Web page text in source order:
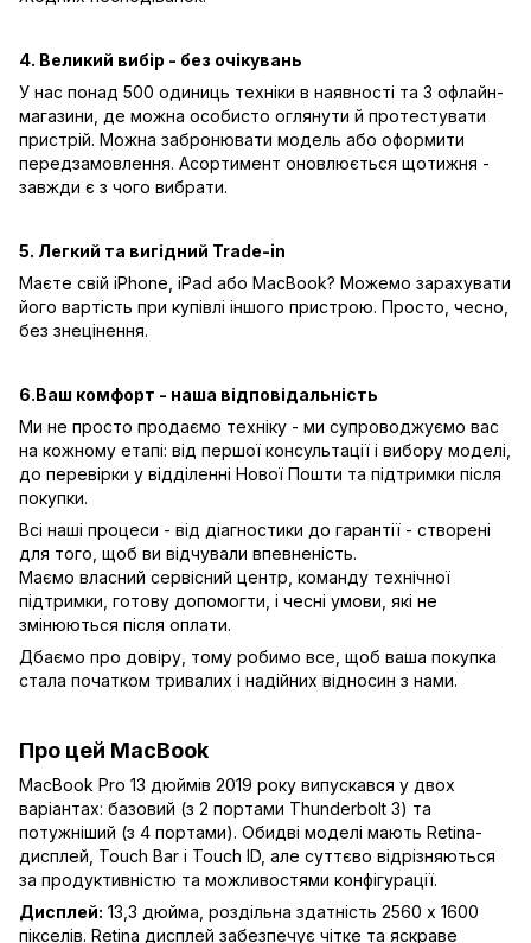
4. Великий вибір - без очікувань
У нас понад 500 одиниць техніки в наявності та 3 офлайн-
магазини, де можна особисто оглянути й протестувати
пристрій. Можна забронювати модель або оформити
передзамовлення. Асортимент оновлюється щотижня -
завжди є з чого вибрати.
5. Легкий та вигідний Trade-in
Маєте свій iPhone, iPad або MacBook? Можемо зарахувати
його вартість при купівлі іншого пристрою. Просто, чесно,
без знецінення.
6.Ваш комфорт - наша відповідальність
Ми не просто продаємо техніку - ми супроводжуємо вас
на кожному етапі: від першої консультації і вибору моделі,
до перевірки у відділенні Нової Пошти та підтримки після
покупки.
Всі наші процеси - від діагностики до гарантії - створені
для того, щоб ви відчували впевненість.
Маємо власний сервісний центр, команду технічної
підтримки, готову допомогти, і чесні умови, які не
змінюються після оплати.
Дбаємо про довіру, тому робимо все, щоб ваша покупка
стала початком тривалих і надійних відносин з нами.
Про цей MacBook
MacBook Pro 13 дюймів 2019 року випускався у двох
варіантах: базовий (з 2 портами Thunderbolt 3) та
потужніший (з 4 портами). Обидві моделі мають Retina-
дисплей, Touch Bar і Touch ID, але суттєво відрізняються
за продуктивністю та можливостями конфігурації.
Дисплей: 13,3 дюйма, роздільна здатність 2560 x 1600
пікселів. Retina дисплей забезпечує чітке та яскраве